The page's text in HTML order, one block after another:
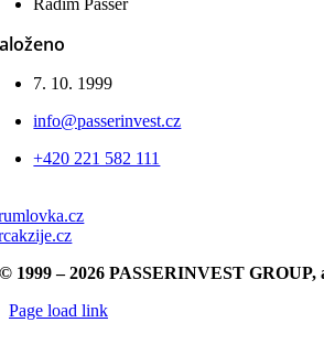
Radim Passer
7. 10. 1999
info@passerinvest.cz
+420 221 582 111
© 1999 – 2026 PASSERINVEST GROUP,
Page load link